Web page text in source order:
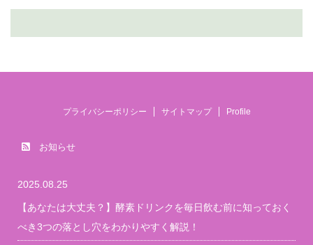
プライバシーポリシー サイトマップ Profile
お知らせ
2025.08.25
【あなたは大丈夫？】酵素ドリンクを毎日飲む前に知っておく
べき3つの落とし穴をわかりやすく解説！